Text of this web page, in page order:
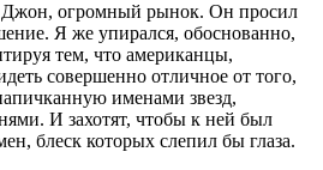
Джон, огромный рынок. Он просил
Я же упирался, обоснованно,
тем, что американцы,
совершенно отличное от того,
именами звезд,
И захотят, чтобы к ней был
блеск которых слепил бы глаза.